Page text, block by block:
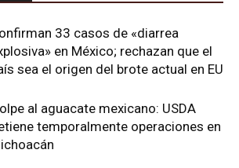
33 casos de «diarrea
en México; rechazan que el
sea el origen del brote actual en EU
al aguacate mexicano: USDA
temporalmente operaciones en